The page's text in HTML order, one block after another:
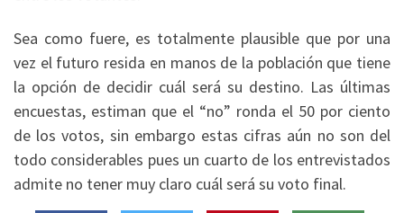
Sea como fuere, es totalmente plausible que por una
vez el futuro resida en manos de la población que tiene
la opción de decidir cuál será su destino. Las últimas
encuestas, estiman que el “no” ronda el 50 por ciento
de los votos, sin embargo estas cifras aún no son del
todo considerables pues un cuarto de los entrevistados
admite no tener muy claro cuál será su voto final.